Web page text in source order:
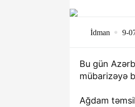
İdman 9-
Bu gün
mübarizəyə
Ağdam